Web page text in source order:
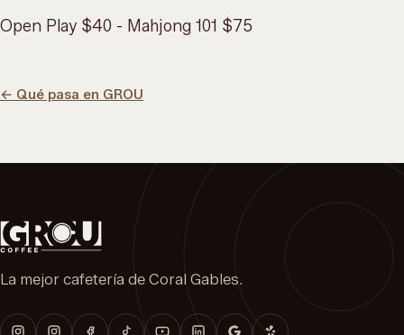
Open Play $40 - Mahjong 101 $75
← Qué pasa en GROU
La mejor cafetería de Coral Gables.